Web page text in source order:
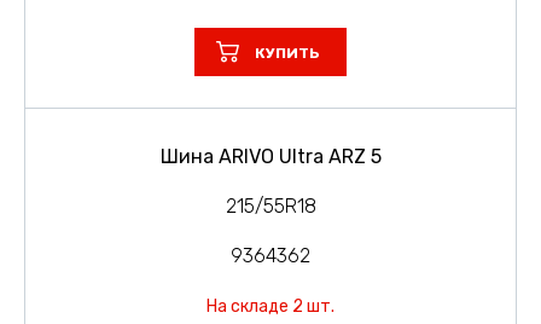
КУПИТЬ
Шина ARIVO Ultra ARZ 5
215/55R18
9364362
На складе 2 шт.